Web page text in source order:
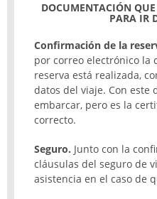
DOCUMENTACIÓN
PARA IR
Confirmación de la
por correo electrónico la
reserva está realizada,
datos del viaje. Con este
embarcar, pero es la
correcto.
Seguro. Junto con la
cláusulas del seguro de
asistencia en el caso de